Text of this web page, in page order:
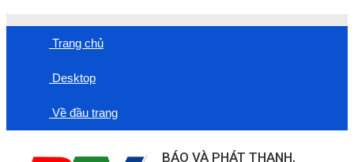
Trang chủ
Desktop
Về đầu trang
BÁO VÀ PHÁT THANH,